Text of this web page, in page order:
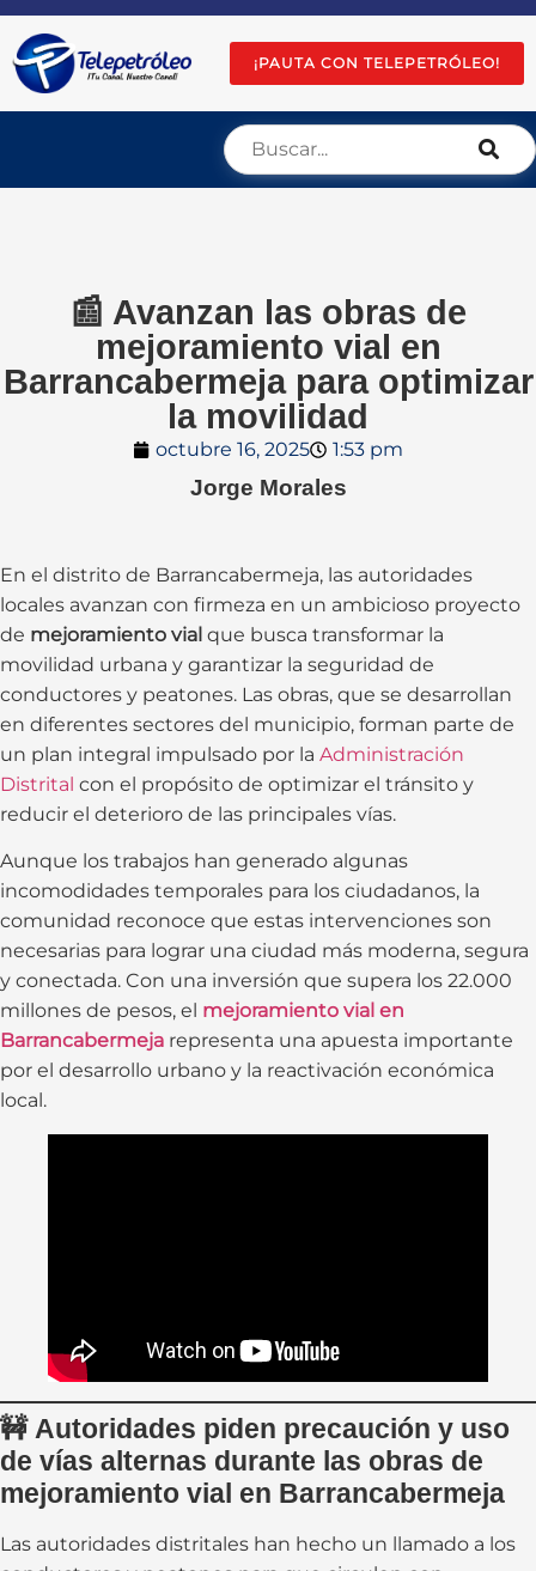
¡PAUTA CON TELEPETRÓLEO!
📰 Avanzan las obras de
mejoramiento vial en
Barrancabermeja para optimizar
la movilidad
octubre 16, 2025 1:53 pm
Jorge Morales
En el distrito de Barrancabermeja, las autoridades
locales avanzan con firmeza en un ambicioso proyecto
de mejoramiento vial que busca transformar la
movilidad urbana y garantizar la seguridad de
conductores y peatones. Las obras, que se desarrollan
en diferentes sectores del municipio, forman parte de
un plan integral impulsado por la Administración
Distrital con el propósito de optimizar el tránsito y
reducir el deterioro de las principales vías.
Aunque los trabajos han generado algunas
incomodidades temporales para los ciudadanos, la
comunidad reconoce que estas intervenciones son
necesarias para lograr una ciudad más moderna, segura
y conectada. Con una inversión que supera los 22.000
millones de pesos, el mejoramiento vial en
Barrancabermeja representa una apuesta importante
por el desarrollo urbano y la reactivación económica
local.
🚧 Autoridades piden precaución y uso
de vías alternas durante las obras de
mejoramiento vial en Barrancabermeja
Las autoridades distritales han hecho un llamado a los